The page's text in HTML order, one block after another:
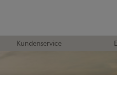
Kundenservice